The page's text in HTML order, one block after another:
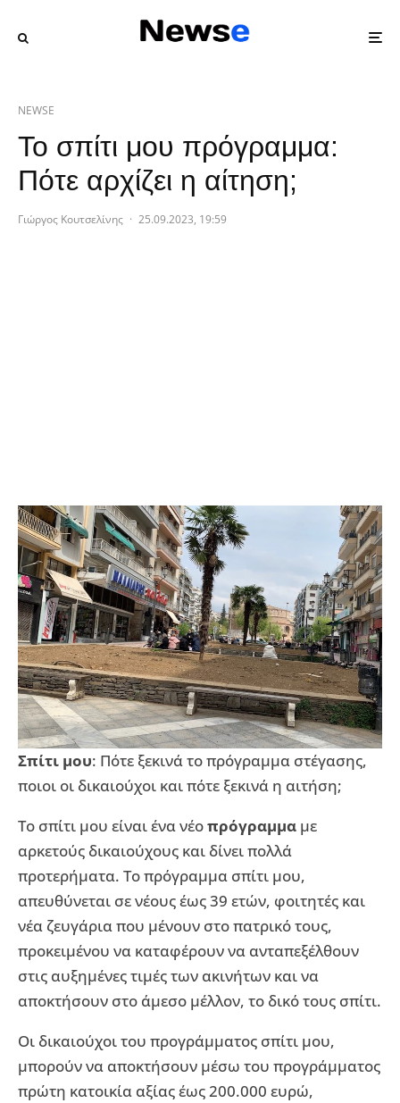
NEWSE
Το σπίτι μου πρόγραμμα:
Πότε αρχίζει η αίτηση;
Γιώργος Κουτσελίνης · 25.09.2023, 19:59
Σπίτι μου: Πότε ξεκινά το πρόγραμμα στέγασης,
ποιοι οι δικαιούχοι και πότε ξεκινά η αιτήση;
Το σπίτι μου είναι ένα νέοπρόγραμμα με
αρκετούς δικαιούχους και δίνει πολλά
προτερήματα. Το πρόγραμμα σπίτι μου,
απευθύνεται σε νέους έως 39 ετών, φοιτητές και
νέα ζευγάρια που μένουν στο πατρικό τους,
προκειμένου να καταφέρουν να ανταπεξέλθουν
στις αυξημένες τιμές των ακινήτων και να
αποκτήσουν στο άμεσο μέλλον, το δικό τους σπίτι.
Οι δικαιούχοι του προγράμματος σπίτι μου,
μπορούν να αποκτήσουν μέσω του προγράμματος
πρώτη κατοικία αξίας έως 200.000 ευρώ,